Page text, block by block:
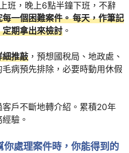
班，晚上6點半鐘下班，不辭
一個困難案件。 每天，作筆記
期拿出來檢討 。
細推敲 ，預想國稅局、地政處、
病預先排除，必要時動用休假
客戶不斷地轉介紹。累積20年
驗。
你處理案件時，你能得到的